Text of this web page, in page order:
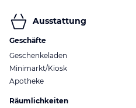
Ausstattung
Geschäfte
Geschenkeladen
Minimarkt/Kiosk
Apotheke
Räumlichkeiten